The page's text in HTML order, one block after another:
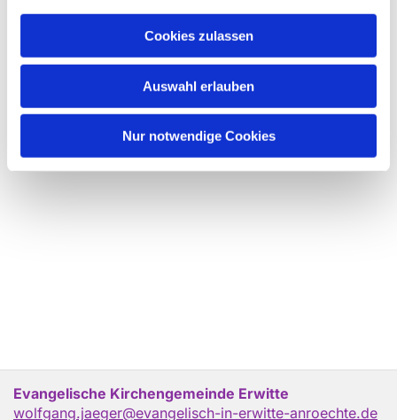
Cookies zulassen
Auswahl erlauben
Nur notwendige Cookies
Evangelische Kirchengemeinde Erwitte
wolfgang.jaeger@evangelisch-in-erwitte-anroechte.de